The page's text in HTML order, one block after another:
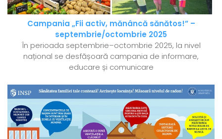
Campania „Fii activ, mănâncă sănătos!” –
septembrie/octombrie 2025
În perioada septembrie–octombrie 2025, la nivel
național se desfășoară campania de informare,
educare și comunicare